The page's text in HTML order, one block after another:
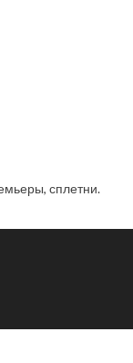
сплетни.